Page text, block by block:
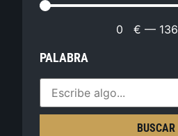
0 € — 136
PALABRA
BUSCAR